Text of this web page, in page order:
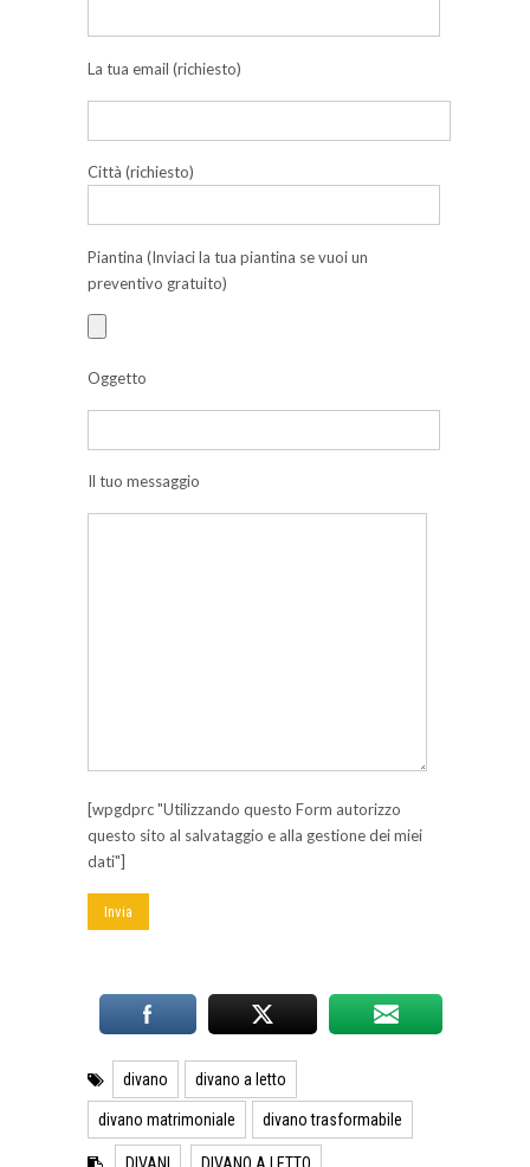
La tua email (richiesto)
Città (richiesto)
Piantina (Inviaci la tua piantina se vuoi un
preventivo gratuito)
Oggetto
Il tuo messaggio
[wpgdprc "Utilizzando questo Form autorizzo
questo sito al salvataggio e alla gestione dei miei
dati"]
divano divano a letto
divano matrimoniale divano trasformabile